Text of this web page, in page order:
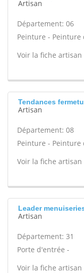
Artisan
Département: 06
Peinture -
Voir la fiche artisan
Tendances
Artisan
Département: 08
Peinture -
Voir la fiche artisan
Leader
Artisan
Département: 31
Porte d'entrée -
Voir la fiche artisan